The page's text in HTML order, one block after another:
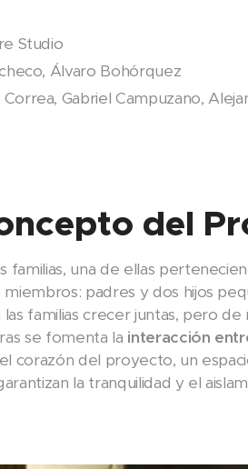
Studio
Álvaro Bohórquez
Gabriel Campuzano,
del
una de ellas
padres y dos hijos
familias crecer juntas, pero
se fomenta la interacción
corazón del proyecto, un
la tranquilidad y el